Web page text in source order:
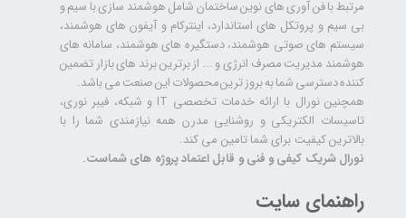
راهنمای سایت
مرتبط با فن آوری های نوین ساختمان شامل هوشمند سازی با سیم و
بی سیم و پروتکل های استاندارد، اینترکام و آیفون های هوشمند،
سیستم های صوتی هوشمند، دستگیره های هوشمند، سامانه های
هوشمند مدیریت مصرف انرژی و ... از برترین برند های بازار تضمین
کننده دسترسی شما به بروز ترین محصولات این صنعت می باشد.
همچنین نورال با ارائه خدمات تخصصی IT و شبکه، فیبر نوری،
تاسیسات الکتریکی و روشنایی مدرن همه نیازمندی شما را با
بالاترین کیفیت برای شما تامین می کند.
نورال شریک کیفی و فنی و قابل اعتماد پروژه های شماست.